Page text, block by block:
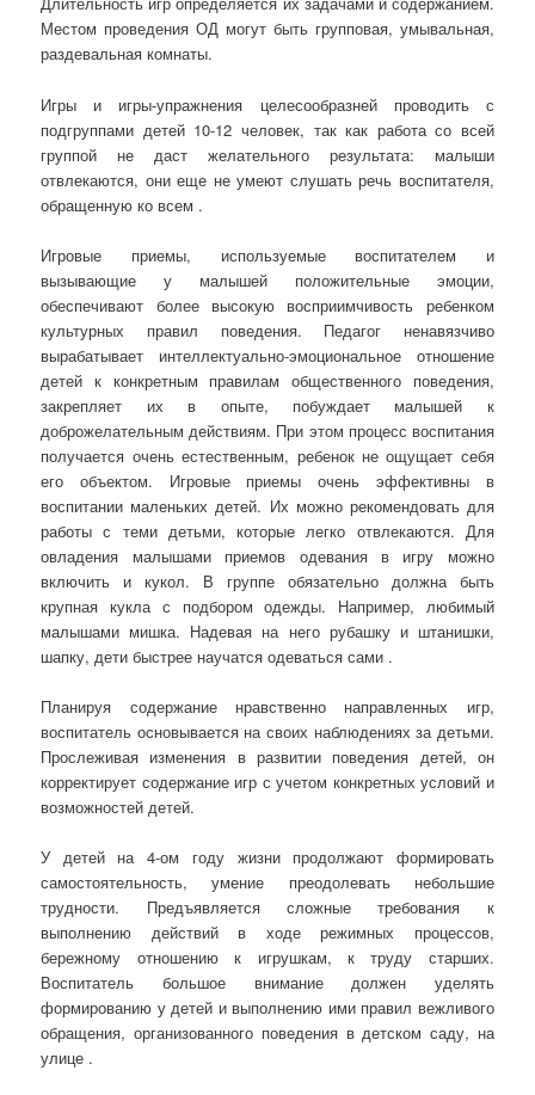
Местом проведения ОД могут быть групповая, умывальная,
раздевальная комнаты.
Игры и игры-упражнения целесообразней проводить с
подгруппами детей 10-12 человек, так как работа со всей
группой не даст желательного результата: малыши
отвлекаются, они еще не умеют слушать речь воспитателя,
обращенную ко всем .
Игровые приемы, используемые воспитателем и
вызывающие у малышей положительные эмоции,
обеспечивают более высокую восприимчивость ребенком
культурных правил поведения. Педагог ненавязчиво
вырабатывает интеллектуально-эмоциональное отношение
детей к конкретным правилам общественного поведения,
закрепляет их в опыте, побуждает малышей к
доброжелательным действиям. При этом процесс воспитания
получается очень естественным, ребенок не ощущает себя
его объектом. Игровые приемы очень эффективны в
воспитании маленьких детей. Их можно рекомендовать для
работы с теми детьми, которые легко отвлекаются. Для
овладения малышами приемов одевания в игру можно
включить и кукол. В группе обязательно должна быть
крупная кукла с подбором одежды. Например, любимый
малышами мишка. Надевая на него рубашку и штанишки,
шапку, дети быстрее научатся одеваться сами .
Планируя содержание нравственно направленных игр,
воспитатель основывается на своих наблюдениях за детьми.
Прослеживая изменения в развитии поведения детей, он
корректирует содержание игр с учетом конкретных условий и
возможностей детей.
У детей на 4-ом году жизни продолжают формировать
самостоятельность, умение преодолевать небольшие
трудности. Предъявляется сложные требования к
выполнению действий в ходе режимных процессов,
бережному отношению к игрушкам, к труду старших.
Воспитатель большое внимание должен уделять
формированию у детей и выполнению ими правил вежливого
обращения, организованного поведения в детском саду, на
улице .